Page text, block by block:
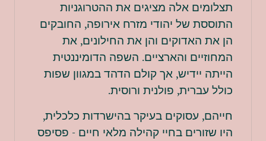
תצלומים אלה מציגים את ההטרוגניות
התוססת של יהודי מזרח אירופה, החובקים
הן את האדוקים והן את החילונים, את
המחוזיים והארציים. השפה הדומיננטית
הייתה יידיש, אך קולם הדהד במגוון שפות
כולל עברית, פולנית ורוסית.
חייהם, עסוקים בעיקר בהישרדות כלכלית,
היו שזורים בחיי קהילה מלאי חיים - פסיפס